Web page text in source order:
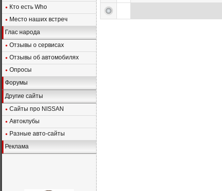
Кто есть Who
Место наших встреч
Глас народа
Отзывы о сервисах
Отзывы об автомобилях
Опросы
Форумы
Другие сайты
Сайты про NISSAN
Автоклубы
Разные авто-сайты
Реклама